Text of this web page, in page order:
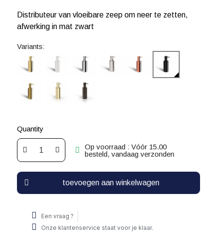
Distributeur van vloeibare zeep om neer te zetten,
afwerking in mat zwart
Variants:
Quantity
Op voorraad : Vóór 15.00
besteld, vandaag verzonden
toevoegen aan winkelwagen
Een vraag ?
Onze klantenservice staat voor je klaar.